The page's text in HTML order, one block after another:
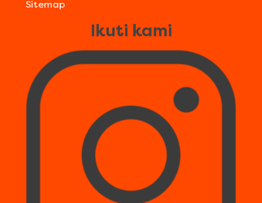
Sitemap
Ikuti kami